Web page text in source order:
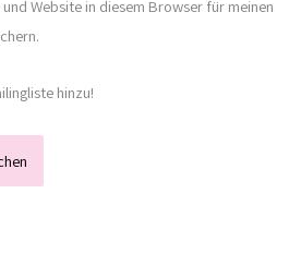
und Website in diesem Browser für meinen
hinzu!